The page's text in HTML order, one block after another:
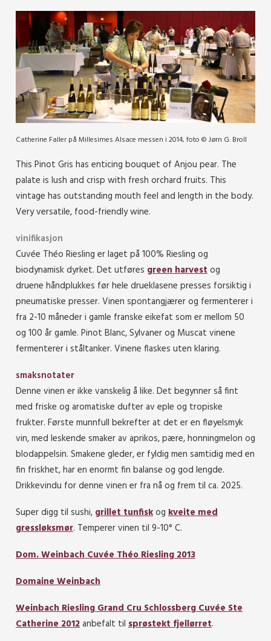
Catherine Faller på Millesimes Alsace messen i 2014, foto © Jørn G. Broll
This Pinot Gris has enticing bouquet of Anjou pear. The
palate is lush and crisp with fresh orchard fruits. This
vintage has outstanding mouth feel and length in the body.
Very versatile, food-friendly wine.
vinifikasjon
Cuvée Théo Riesling er laget på 100% Riesling og
biodynamisk dyrket. Det utføres green harvestog
druene håndplukkes før hele drueklasene presses forsiktig i
pneumatiske presser. Vinen spontangjærer og fermenterer i
fra 2-10 måneder i gamle franske eikefat som er mellom 50
og 100 år gamle. Pinot Blanc, Sylvaner og Muscat vinene
fermenterer i ståltanker. Vinene flaskes uten klaring.
smaksnotater
Denne vinen er ikke vanskelig å like. Det begynner så fint
med friske og aromatiske dufter av eple og tropiske
frukter. Første munnfull bekrefter at det er en fløyelsmyk
vin, med leskende smaker av aprikos, pære, honningmelon og
blodappelsin. Smakene gleder, er fyldig men samtidig med en
fin friskhet, har en enormt fin balanse og god lengde.
Drikkevindu for denne vinen er fra nå og frem til ca. 2025.
Super digg til sushi, grillet tunfiskog kveite med
gressløksmør. Temperer vinen til 9-10° C.
Dom. Weinbach Cuvée Théo Riesling 2013
Domaine Weinbach
Weinbach Riesling Grand Cru Schlossberg Cuvée Ste
Catherine 2012anbefalt til sprøstekt fjellørret.